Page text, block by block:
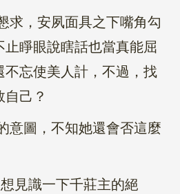
，安夙面具之下嘴角勾
睜眼說瞎話也當真能屈
忘使美人計，不過，找
己？
圖，不知她還會否這麼
識一下千莊主的絕